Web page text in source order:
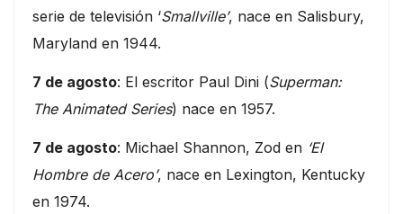
serie de televisión ‘Smallville’, nace en Salisbury,
Maryland en 1944.
7 de agosto: El escritor Paul Dini (Superman:
The Animated Series) nace en 1957.
7 de agosto: Michael Shannon, Zod en ‘El
Hombre de Acero’, nace en Lexington, Kentucky
en 1974.